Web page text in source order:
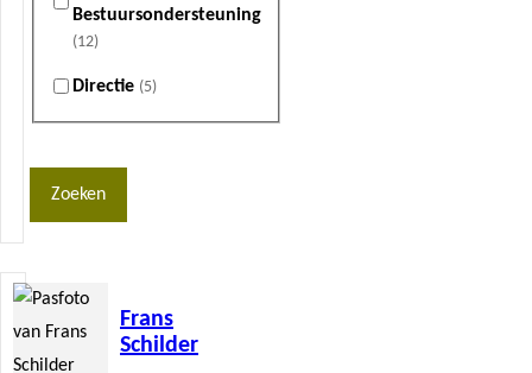
Bestuursondersteuning
(12)
Directie (5)
Zoeken
Frans
Schilder
Lees
meer